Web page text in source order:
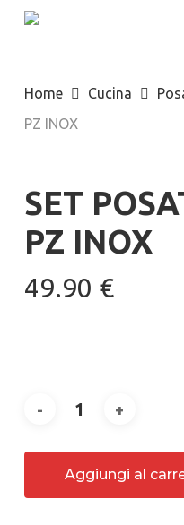
Skip
content
Home Cucina
PZ INOX
SET
PZ INOX
49.90 €
Aggiungi al